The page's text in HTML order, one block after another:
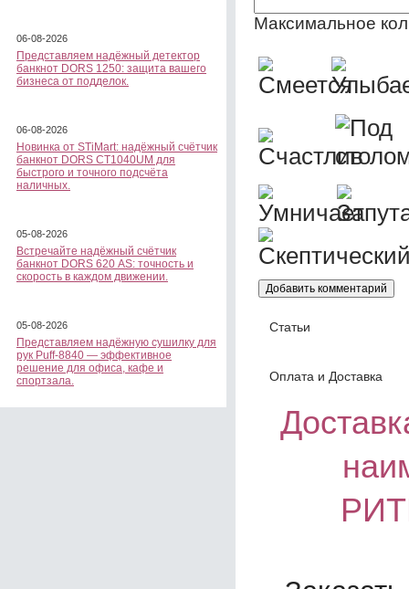
06-08-2026
Представляем надёжный детектор
банкнот DORS 1250: защита вашего
бизнеса от подделок.
06-08-2026
Новинка от STiMart: надёжный счётчик
банкнот DORS CT1040UM для
быстрого и точного подсчёта
наличных.
05-08-2026
Встречайте надёжный счётчик
банкнот DORS 620 АS: точность и
скорость в каждом движении.
05-08-2026
Представляем надёжную сушилку для
рук Puff-8840 — эффективное
решение для офиса, кафе и
спортзала.
Максимальное
Статьи
Оплата и Доставка